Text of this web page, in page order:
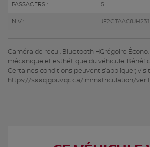
PASSAGERS : 5
NIV :
Caméra de recul, Bluetooth HGrégoire
mécanique et esthétique du véhicule.
Certaines conditions peuvent s’appliquer,
https://saaq.gouv.qc.ca/immatriculation/